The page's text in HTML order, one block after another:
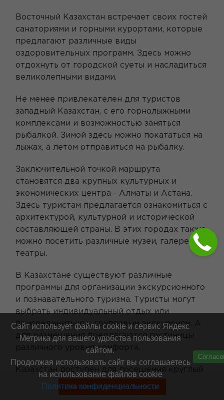
Восточный Казахстан встречает своих гостей
санаториями и горными курортами, которые
предлагают различные виды
оздоровительных программ. Здесь можно
отдохнуть от городской суеты и насладиться
великолепными видами.
Не менее привлекателен для туристов
западный Казахстан, с его горнолыжными
комплексами и возможностью заняться
рыбалкой. Зимой здесь можно покататься на
лыжах, а летом отправиться на рыбалку.
Заключительной точкой маршрута
становятся два крупных культурных и
экономических центра - Алматы и Астана.
Здесь туристам предлагается ознакомиться с
архитектурой, культурной и исторической
составляющей страны. В этих городах также
можно посетить различные музеи, галереи и
театры.
В Казахстане существуют различные
программы для организации экскурсионного
и познавательного туризма. Туристы могут
выбрать индивидуальный отдых или
присоединиться к групповым экскурсиям. А
для размещения предлагаются гостиницы
различного уровня комфорта.
Казахстан доступен для посещения круглый
год. Большинство туров проводятся с апреля
по ноябрь, когда погода наиболее
Смотреть туры без билетов
Сайт использует файлы cookie и сервис Яндекс
Метрика для вашего удобства пользования
сайтом.
Продолжая использовать сайт вы соглашаетесь
на использование файлов cookie
Политика конфиденциальности